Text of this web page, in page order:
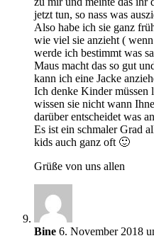
jetzt tun, so nass was
Also habe ich sie ganz
wie viel sie anzieht (
werde ich bestimmt was
Maus macht das so gut
kann ich eine Jacke
Ich denke Kinder müssen
wissen sie nicht wann
darüber entscheidet was
Es ist ein schmaler Grad
kids auch ganz oft 🙂
Grüße von uns allen
Bine 6. November 2018